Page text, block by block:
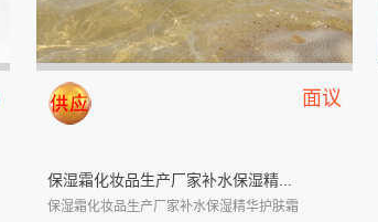
面议
保湿霜化妆品生产厂家补水保湿精...
保湿霜化妆品生产厂家补水保湿精华护肤霜